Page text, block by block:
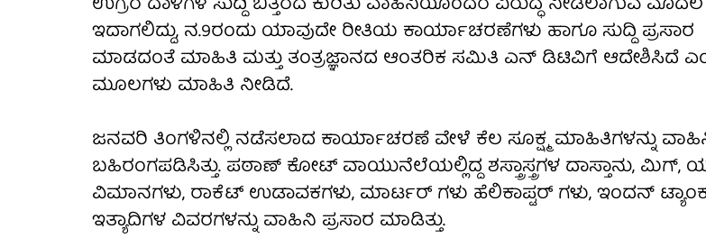
ಇದಾಗಲಿದ್ದು, ನ.9ರಂದು ಯಾವುದೇ ರೀತಿಯ ಕಾರ್ಯಾಚರಣೆಗಳು ಹಾಗೂ ಸುದ್ದಿ ಪ್ರಸಾರ
ಮಾಡದಂತೆ ಮಾಹಿತಿ ಮತ್ತು ತಂತ್ರಜ್ಞಾನದ ಆಂತರಿಕ ಸಮಿತಿ ಎನ್ ಡಿಟಿವಿಗೆ ಆದೇಶಿಸಿದೆ
ಮೂಲಗಳು ಮಾಹಿತಿ ನೀಡಿದೆ.
ಜನವರಿ ತಿಂಗಳಿನಲ್ಲಿ ನಡೆಸಲಾದ ಕಾರ್ಯಾಚರಣೆ ವೇಳೆ ಕೆಲ ಸೂಕ್ಷ್ಮ ಮಾಹಿತಿಗಳನ್ನು
ಬಹಿರಂಗಪಡಿಸಿತ್ತು. ಪಠಾಣ್ ಕೋಟ್ ವಾಯುನೆಲೆಯಲ್ಲಿದ್ದ ಶಸ್ತ್ರಾಸ್ತ್ರಗಳ ದಾಸ್ತಾನು, ಮಿಗ್,
ವಿಮಾನಗಳು, ರಾಕೆಟ್ ಉಡಾವಕಗಳು, ಮಾರ್ಟರ್ ಗಳು ಹೆಲಿಕಾಪ್ಟರ್ ಗಳು, ಇಂದನ್
ಇತ್ಯಾದಿಗಳ ವಿವರಗಳನ್ನು ವಾಹಿನಿ ಪ್ರಸಾರ ಮಾಡಿತ್ತು.